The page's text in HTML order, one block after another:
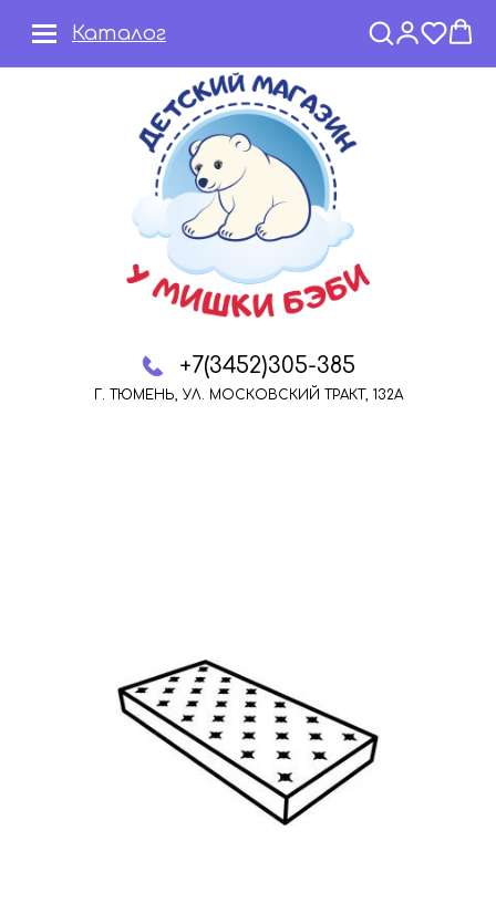
+7(3452)305-385
Г. ТЮМЕНЬ, УЛ. МОСКОВСКИЙ ТРАКТ, 132А
Каталог